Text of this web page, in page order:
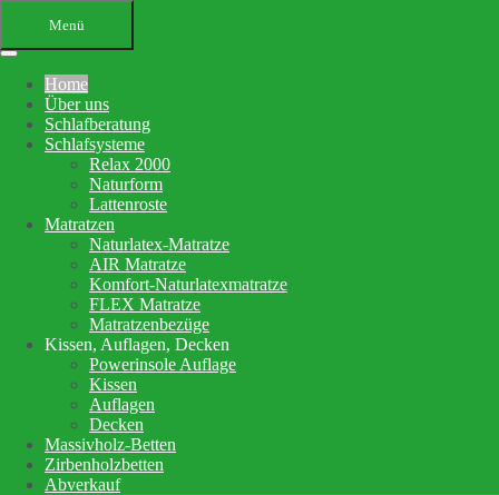
Menü
Home
Über uns
Schlafberatung
Schlafsysteme
Relax 2000
Naturform
Lattenroste
Matratzen
Naturlatex-Matratze
AIR Matratze
Komfort-Naturlatexmatratze
FLEX Matratze
Matratzenbezüge
Kissen, Auflagen, Decken
Powerinsole Auflage
Kissen
Auflagen
Decken
Massivholz-Betten
Zirbenholzbetten
Abverkauf
Ihr Bettenfachgeschäft in
Altensteig
Matratzenberatung
und Betten
Ihre Schlafberatung
Schlafsystem Relax 2000
Matratzen aus reinem Naturlatex